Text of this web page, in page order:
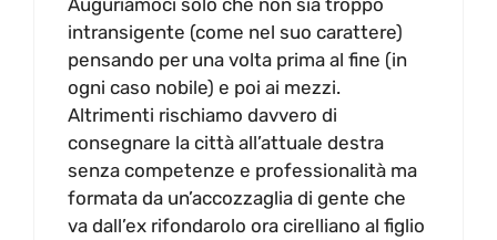
Auguriamoci solo che non sia troppo
intransigente (come nel suo carattere)
pensando per una volta prima al fine (in
ogni caso nobile) e poi ai mezzi.
Altrimenti rischiamo davvero di
consegnare la città all’attuale destra
senza competenze e professionalità ma
formata da un’accozzaglia di gente che
va dall’ex rifondarolo ora cirelliano al figlio